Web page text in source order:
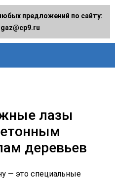
лазы
деревьев
— это специальные
предложений по сайту: